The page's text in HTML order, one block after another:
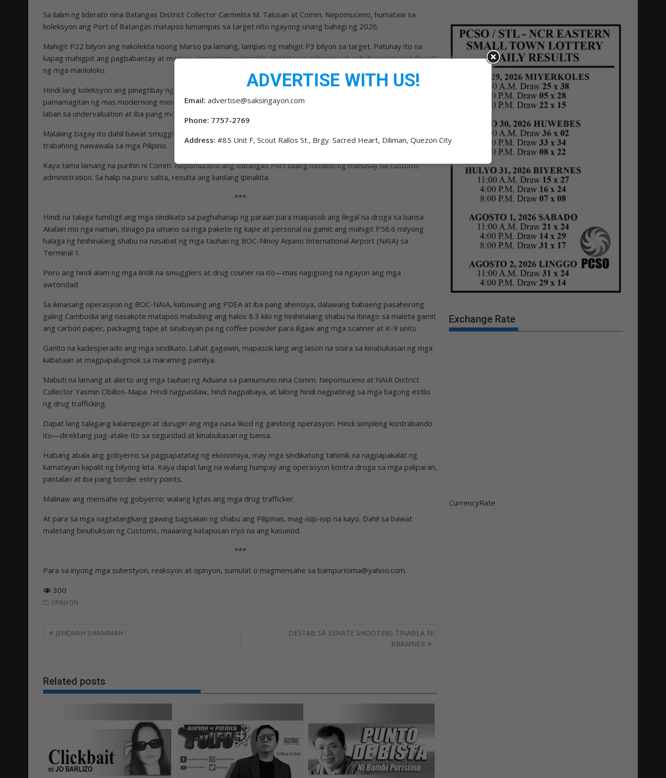
Sa ilalim ng liderato nina Batangas District Collector Carmelita M. Talusan at Comm. Nepomuceno, humataw sa
koleksyon ang Port of Batangas matapos lumampas sa target nito ngayong unang bahagi ng 2026.
Mahigit P22 bilyon ang nakolekta noong Marso pa lamang, lampas ng mahigit P3 bilyon sa target. Patunay ito na
kapag mahigpit ang pagbabantay at maayos ang sistema, lumalaki ang kita ng gobyerno at nababawasan ang “lusot”
ng mga manloloko.
Hindi lang koleksyon ang pinagtibay ng Batangas Port. Pinaigting din nito ang kampanya kontra smuggling sa
pamamagitan ng mas modernong monitoring system, koordinasyon sa mga importer, at mahigpit na pagbabantay
laban sa undervaluation at iba pang modus.
Malaking bagay ito dahil bawat smuggled na produkto ay katumbas ng nawawalang buwis, luging negosyo, at
trabahong nawawala sa mga Pilipino.
Kaya tama lamang na purihin ni Comm. Nepomuceno ang Batangas Port bilang modelo ng mahusay na customs
administration. Sa halip na puro salita, resulta ang kanilang ipinakita.
***
Hindi na talaga tumitigil ang mga sindikato sa paghahanap ng paraan para maipasok ang ilegal na droga sa bansa.
Akalain mo nga naman, itinago pa umano sa mga pakete ng kape at personal na gamit ang mahigit P56.6 milyong
halaga ng hinihinalang shabu na nasabat ng mga tauhan ng BOC-Ninoy Aquino International Airport (NAIA) sa
Terminal 1.
Pero ang hindi alam ng mga lintik na smugglers at drug courier na ito—mas nagigising na ngayon ang mga
awtoridad.
Sa ikinasang operasyon ng BOC-NAIA, katuwang ang PDEA at iba pang ahensiya, dalawang babaeng pasaherong
galing Cambodia ang nasakote matapos mabuking ang halos 8.3 kilo ng hinihinalang shabu na itinago sa maleta gamit
ang carbon paper, packaging tape at sinabayan pa ng coffee powder para iligaw ang mga scanner at K-9 units.
Ganito na kadesperado ang mga sindikato. Lahat gagawin, mapasok lang ang lason na sisira sa kinabukasan ng mga
kabataan at magpapalugmok sa maraming pamilya.
Mabuti na lamang at alerto ang mga tauhan ng Aduana sa pamumuno nina Comm. Nepomuceno at NAIA District
Collector Yasmin Obillos-Mapa. Hindi nagpasilaw, hindi nagpabaya, at lalong hindi nagpatinag sa mga bagong estilo
ng drug trafficking.
Dapat lang talagang kalampagin at durugin ang mga nasa likod ng ganitong operasyon. Hindi simpleng kontrabando
ito—direktang pag-atake ito sa seguridad at kinabukasan ng bansa.
Habang abala ang gobyerno sa pagpapatatag ng ekonomiya, may mga sindikatong tahimik na nagpapakalat ng
kamatayan kapalit ng bilyong kita. Kaya dapat lang na walang humpay ang operasyon kontra droga sa mga paliparan,
pantalan at iba pang border entry points.
Malinaw ang mensahe ng gobyerno: walang ligtas ang mga drug trafficker.
At para sa mga nagtatangkang gawing bagsakan ng shabu ang Pilipinas, mag-isip-isip na kayo. Dahil sa bawat
maletang binubuksan ng Customs, maaaring katapusan n’yo na ang kasunod.
***
Para sa inyong mga suhestyon, reaksyon at opinyon, sumulat o magmensahe sa bampurisima@yahoo.com.
300
OPINYON
Post
JEHOVAH SHAMMAH
DESTAB SA SENATE SHOOTING TINABLA NI
BRAWNER
Related posts
Exchange Rate
CurrencyRate
ADVERTISE WITH US!
Email: advertise@saksingayon.com
Phone: 7757-2769
Address: #85 Unit F, Scout Rallos St., Brgy. Sacred Heart, Diliman, Quezon City